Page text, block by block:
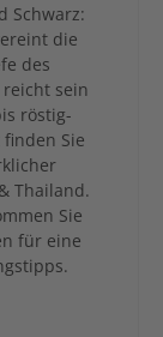
Schwarz:
die
des
reicht sein
röstig-
Sie
Thailand.
Sie
für eine